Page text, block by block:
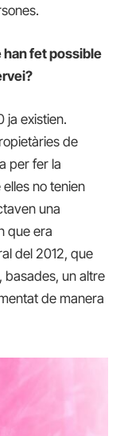
han fet possible
ja existien.
de
per fer la
no tenien
una
que era
del 2012, que
basades, un altre
de manera